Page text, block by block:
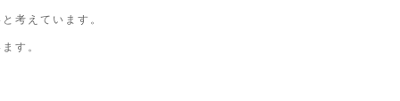
考えています。
す。